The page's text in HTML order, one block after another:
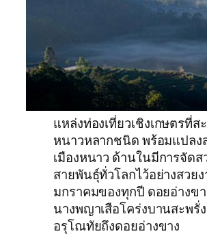
แหล่งท่องเที่ยวเชิงเกษตรที่
หนาวหลากชนิด พร้อมแปล
เมืองหนาว ด้านในมีการจัด
สายพันธุ์ทั่วโลกไว้อย่างสวย
มกราคมของทุกปี ดอยอ่างข
นางพญาเสือโคร่งบานสะพรั่
อรุโณทัยถึงดอยอ่างขาง